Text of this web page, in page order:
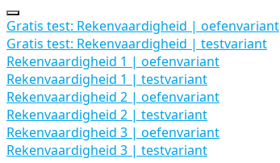
Uitbreiden
Rekenvaardigheid
Gratis test: Rekenvaardigheid | oefenvariant
Gratis test: Rekenvaardigheid | testvariant
Rekenvaardigheid 1 | oefenvariant
Rekenvaardigheid 1 | testvariant
Rekenvaardigheid 2 | oefenvariant
Rekenvaardigheid 2 | testvariant
Rekenvaardigheid 3 | oefenvariant
Rekenvaardigheid 3 | testvariant